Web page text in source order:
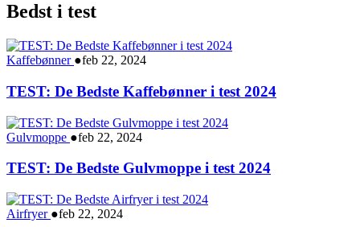
Bedst i test
Kaffebønner ●feb 22, 2024
TEST: De Bedste Kaffebønner i test 2024
Gulvmoppe ●feb 22, 2024
TEST: De Bedste Gulvmoppe i test 2024
Airfryer ●feb 22, 2024